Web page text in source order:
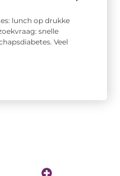
lunch op drukke
snelle
Veel